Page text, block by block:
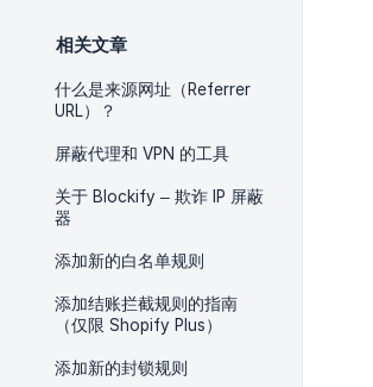
相关文章
什么是来源网址（Referrer
URL）？
屏蔽代理和 VPN 的工具
关于 Blockify – 欺诈 IP 屏蔽
器
添加新的白名单规则
添加结账拦截规则的指南
（仅限 Shopify Plus）
添加新的封锁规则